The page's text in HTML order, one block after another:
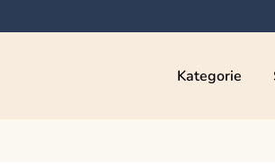
Kategorie